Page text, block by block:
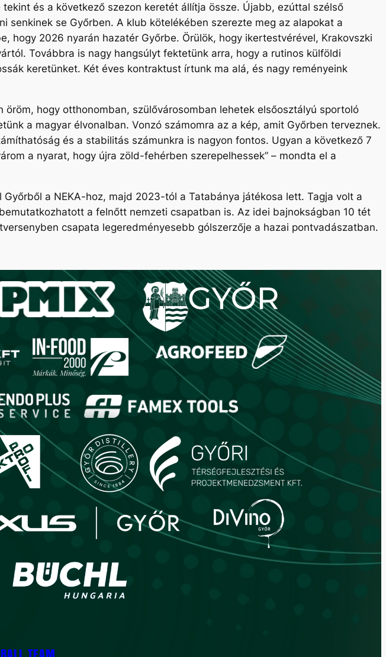
és a következő szezon keretét állítja össze. Újabb, ezúttal szélső
senkinek se Győrben. A klub kötelékében szerezte meg az alapokat a
hogy 2026 nyarán hazatér Győrbe. Örülök, hogy ikertestvérével, Krakovszki
Továbbra is nagy hangsúlyt fektetünk arra, hogy a rutinos külföldi
keretünket. Két éves kontraktust írtunk ma alá, és nagy reményeink
hogy otthonomban, szülővárosomban lehetek elsőosztályú sportoló
a magyar élvonalban. Vonzó számomra az a kép, amit Győrben terveznek.
és a stabilitás számunkra is nagyon fontos. Ugyan a következő 7
a nyarat, hogy újra zöld-fehérben szerepelhessek” – mondta el a
a NEKA-hoz, majd 2023-tól a Tatabánya játékosa lett. Tagja volt a
a felnőtt nemzeti csapatban is. Az idei bajnokságban 10 tét
csapata legeredményesebb gólszerzője a hazai pontvadászatban.